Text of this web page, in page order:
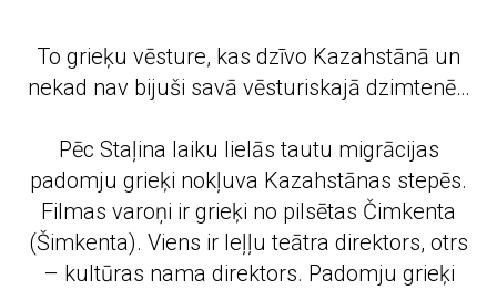
To grieķu vēsture, kas dzīvo Kazahstānā un
nekad nav bijuši savā vēsturiskajā dzimtenē…
Pēc Staļina laiku lielās tautu migrācijas
padomju grieķi nokļuva Kazahstānas stepēs.
Filmas varoņi ir grieķi no pilsētas Čimkenta
(Šimkenta). Viens ir leļļu teātra direktors, otrs
– kultūras nama direktors. Padomju grieķi